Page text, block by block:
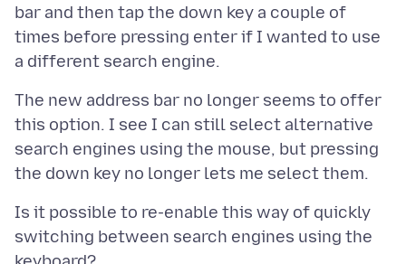
bar and then tap the down key a couple of
times before pressing enter if I wanted to use
The new address bar no longer seems to offer
this option. I see I can still select alternative
search engines using the mouse, but pressing
Is it possible to re-enable this way of quickly
switching between search engines using the